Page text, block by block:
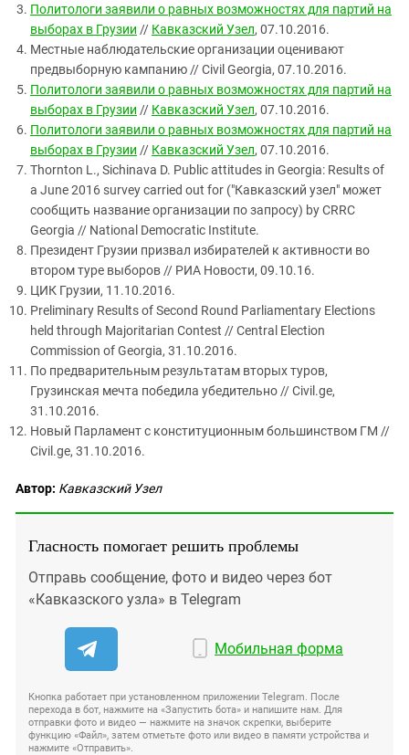
Политологи заявили о равных возможностях для партий на
выборах в Грузии // Кавказский Узел, 07.10.2016.
Местные наблюдательские организации оценивают
предвыборную кампанию // Civil Georgia, 07.10.2016.
Политологи заявили о равных возможностях для партий на
выборах в Грузии // Кавказский Узел, 07.10.2016.
Политологи заявили о равных возможностях для партий на
выборах в Грузии // Кавказский Узел, 07.10.2016.
Thornton L., Sichinava D. Public attitudes in Georgia: Results of
a June 2016 survey carried out for ("Кавказский узел" может
сообщить название организации по запросу) by CRRC
Georgia // National Democratic Institute.
Президент Грузии призвал избирателей к активности во
втором туре выборов // РИА Новости, 09.10.16.
ЦИК Грузии, 11.10.2016.
Preliminary Results of Second Round Parliamentary Elections
held through Majoritarian Contest // Central Election
Commission of Georgia, 31.10.2016.
По предварительным результатам вторых туров,
Грузинская мечта победила убедительно // Civil.ge,
31.10.2016.
Новый Парламент с конституционным большинством ГМ //
Civil.ge, 31.10.2016.
Автор: Кавказский Узел
Гласность помогает решить проблемы
Отправь сообщение, фото и видео через бот
«Кавказского узла» в Telegram
Мобильная форма
Кнопка работает при установленном приложении Telegram. После
перехода в бот, нажмите на «Запустить бота» и напишите нам. Для
отправки фото и видео — нажмите на значок скрепки, выберите
функцию «Файл», затем отметьте фото или видео в памяти устройства и
нажмите «Отправить».